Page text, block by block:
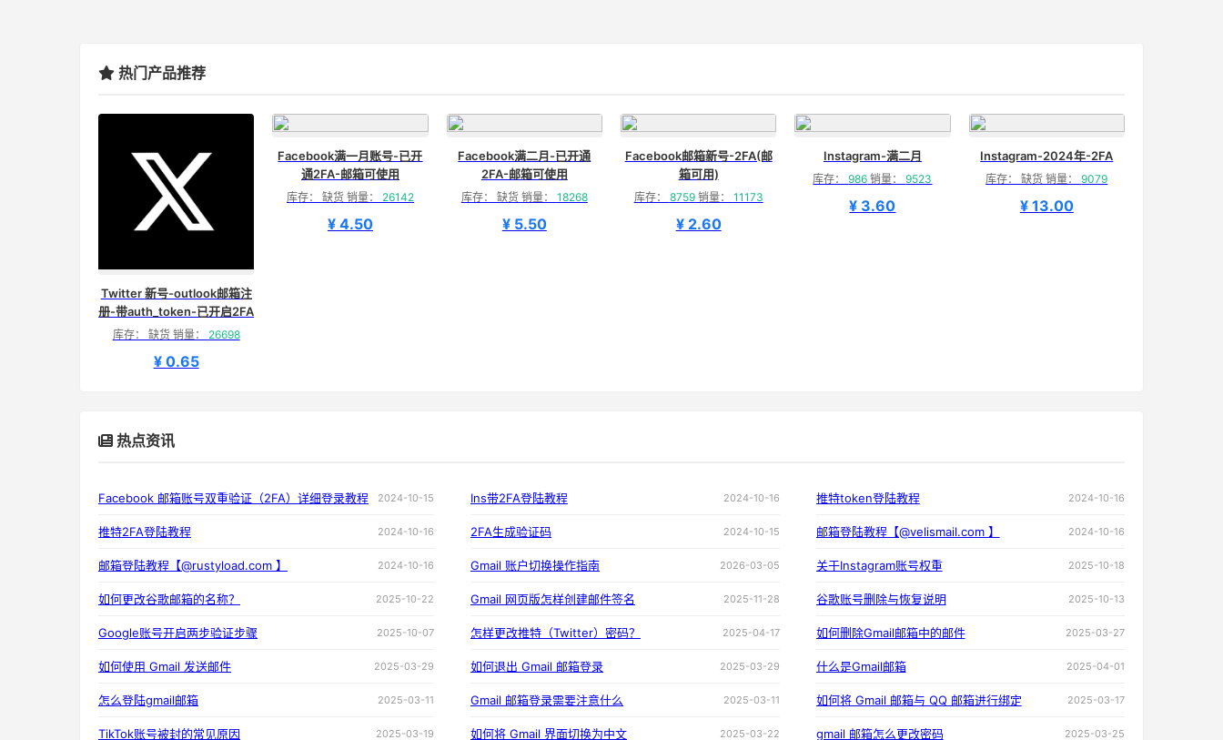
热门产品推荐
Twitter 新号-outlook邮箱注
册-带auth_token-已开启2FA
库存： 缺货 销量： 26698
¥ 0.65
Facebook满一月账号-已开
通2FA-邮箱可使用
库存： 缺货 销量： 26142
¥ 4.50
Facebook满二月-已开通
2FA-邮箱可使用
库存： 缺货 销量： 18268
¥ 5.50
Facebook邮箱新号-2FA(邮
箱可用)
库存： 8759销量： 11173
¥ 2.60
Instagram-满二月
库存：986 销量：9523
¥ 3.60
Instagram-2024年-2FA
库存： 缺货 销量：9079
¥ 13.00
热点资讯
Facebook 邮箱账号双重验证（2FA）详细登录教程 2024-10-15 Ins带2FA登陆教程 2024-10-16 推特token登陆教程 2024-10-16
推特2FA登陆教程 2024-10-16 2FA生成验证码 2024-10-15 邮箱登陆教程【@velismail.com 】 2024-10-16
邮箱登陆教程【@rustyload.com 】 2024-10-16 Gmail 账户切换操作指南 2026-03-05 关于Instagram账号权重 2025-10-18
如何更改谷歌邮箱的名称？ 2025-10-22 Gmail 网页版怎样创建邮件签名 2025-11-28 谷歌账号删除与恢复说明 2025-10-13
Google账号开启两步验证步骤 2025-10-07 怎样更改推特（Twitter）密码？ 2025-04-17 如何删除Gmail邮箱中的邮件 2025-03-27
如何使用 Gmail 发送邮件 2025-03-29 如何退出 Gmail 邮箱登录 2025-03-29 什么是Gmail邮箱 2025-04-01
怎么登陆gmail邮箱 2025-03-11 Gmail 邮箱登录需要注意什么 2025-03-11 如何将 Gmail 邮箱与 QQ 邮箱进行绑定 2025-03-17
TikTok账号被封的常见原因 2025-03-19 如何将 Gmail 界面切换为中文 2025-03-22 gmail 邮箱怎么更改密码 2025-03-25